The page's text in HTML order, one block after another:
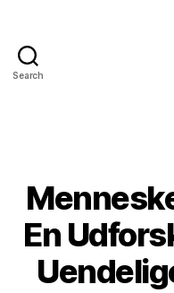
Search
En